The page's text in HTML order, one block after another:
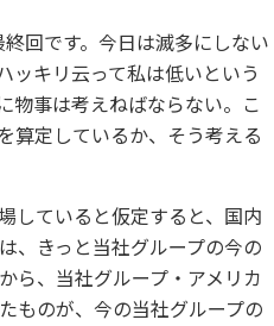
回です。今日は滅多にしない
ッキリ云って私は低いという
物事は考えねばならない。こ
算定しているか、そう考える
していると仮定すると、国内
、きっと当社グループの今の
ら、当社グループ・アメリカ
ものが、今の当社グループの